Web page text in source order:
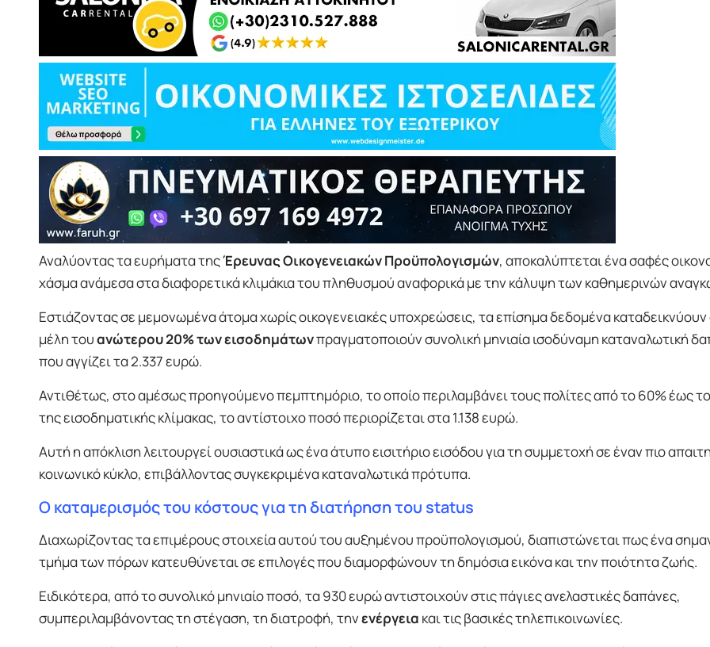
Αναλύοντας τα ευρήματα τηςΈρευνας Οικογενειακών Προϋπολογισμών, αποκαλύπτεται ένα σαφές
χάσμα ανάμεσα στα διαφορετικά κλιμάκια του πληθυσμού αναφορικά με την κάλυψη των καθημερινών
Εστιάζοντας σε μεμονωμένα άτομα χωρίς οικογενειακές υποχρεώσεις, τα επίσημα δεδομένα καταδεικνύουν
μέλη τουανώτερου 20% των εισοδημάτωνπραγματοποιούν συνολική μηνιαία ισοδύναμη καταναλωτική
που αγγίζει τα 2.337 ευρώ.
Αντιθέτως, στο αμέσως προηγούμενο πεμπτημόριο, το οποίο περιλαμβάνει τους πολίτες από το 60% έως
της εισοδηματικής κλίμακας, το αντίστοιχο ποσό περιορίζεται στα 1.138 ευρώ.
Αυτή η απόκλιση λειτουργεί ουσιαστικά ως ένα άτυπο εισιτήριο εισόδου για τη συμμετοχή σε έναν πιο
κοινωνικό κύκλο, επιβάλλοντας συγκεκριμένα καταναλωτικά πρότυπα.
Ο καταμερισμός του κόστους για τη διατήρηση του status
Διαχωρίζοντας τα επιμέρους στοιχεία αυτού του αυξημένου προϋπολογισμού, διαπιστώνεται πως ένα
τμήμα των πόρων κατευθύνεται σε επιλογές που διαμορφώνουν τη δημόσια εικόνα και την ποιότητα ζωής.
Ειδικότερα, από το συνολικό μηνιαίο ποσό, τα 930 ευρώ αντιστοιχούν στις πάγιες ανελαστικές δαπάνες,
συμπεριλαμβάνοντας τη στέγαση, τη διατροφή, τηνενέργεια και τις βασικές τηλεπικοινωνίες.